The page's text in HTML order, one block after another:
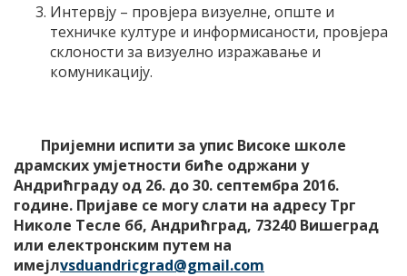
Интервју – провјера визуелне, опште и
техничке културе и информисаности, провјера
склоности за визуелно изражавање и
комуникацију.
Пријемни испити за упис Високе школе
драмских умјетности биће одржани у
Андрићграду од 26. до 30. септембра 2016.
године. Пријаве се могу слати на адресу Трг
Николе Тесле бб, Андрићград, 73240 Вишеград
или електронским путем на
имејлvsduandricgrad@gmail.com